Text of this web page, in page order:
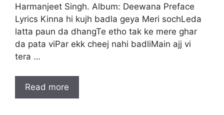
Harmanjeet Singh. Album: Deewana Preface
Lyrics Kinna hi kujh badla geya Meri sochLeda
latta paun da dhangTe etho tak ke mere ghar
da pata viPar ekk cheej nahi badliMain ajj vi
tera …
Read more